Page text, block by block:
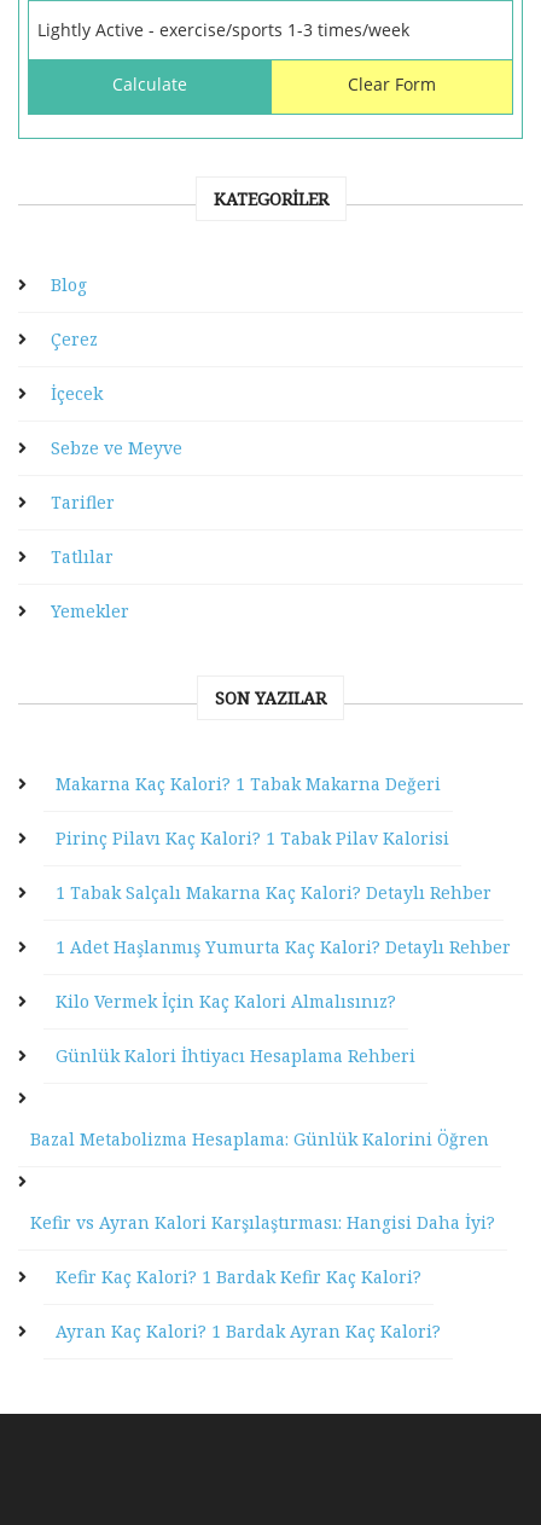
KATEGORILER
Blog
Çerez
İçecek
Sebze ve Meyve
Tarifler
Tatlılar
Yemekler
SON YAZILAR
Makarna Kaç Kalori? 1 Tabak Makarna Değeri
Pirinç Pilavı Kaç Kalori? 1 Tabak Pilav Kalorisi
1 Tabak Salçalı Makarna Kaç Kalori? Detaylı Rehber
1 Adet Haşlanmış Yumurta Kaç Kalori? Detaylı Rehber
Kilo Vermek İçin Kaç Kalori Almalısınız?
Günlük Kalori İhtiyacı Hesaplama Rehberi
Bazal Metabolizma Hesaplama: Günlük Kalorini Öğren
Kefir vs Ayran Kalori Karşılaştırması: Hangisi Daha İyi?
Kefir Kaç Kalori? 1 Bardak Kefir Kaç Kalori?
Ayran Kaç Kalori? 1 Bardak Ayran Kaç Kalori?